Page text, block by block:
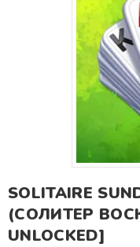
SOLITAIRE
(СОЛИТЕР
UNLOCKED]